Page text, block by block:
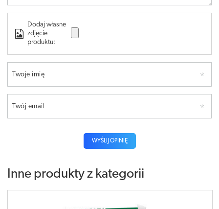
Dodaj własne
zdjęcie
produktu:
Twoje imię
Twój email
WYŚLIJ OPINIĘ
Inne produkty z kategorii